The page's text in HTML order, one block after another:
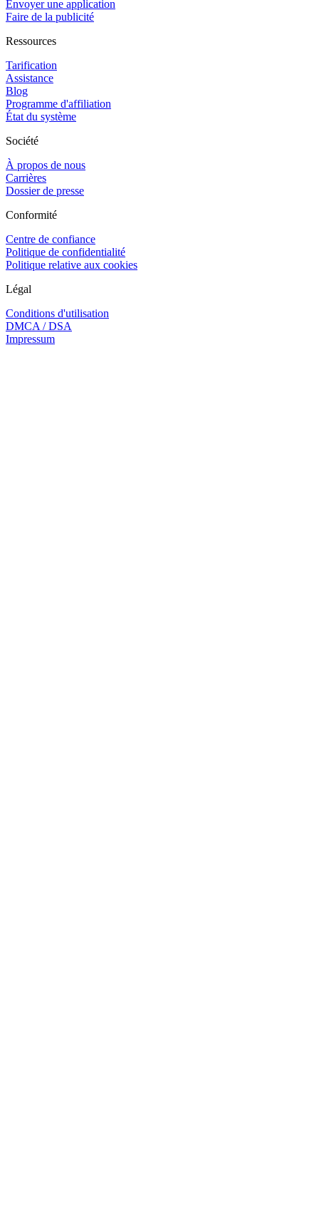
Envoyer une application
Faire de la publicité
Ressources
Tarification
Assistance
Blog
Programme d'affiliation
État du système
Société
À propos de nous
Carrières
Dossier de presse
Conformité
Centre de confiance
Politique de confidentialité
Politique relative aux cookies
Légal
Conditions d'utilisation
DMCA / DSA
Impressum